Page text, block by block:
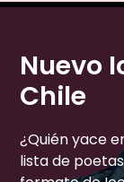
Nuevo
Chile
¿Quién yace
lista de